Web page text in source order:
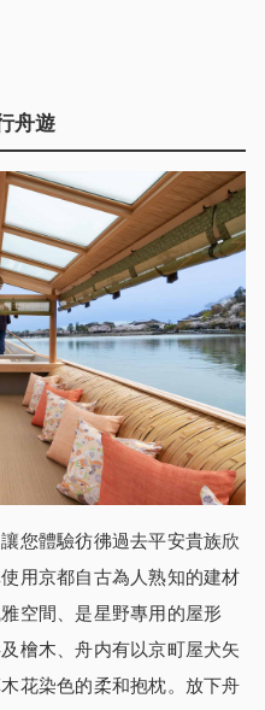
舟遊
您體驗彷彿過去平安貴族欣
用京都自古為人熟知的建材
空間、是星野專用的屋形
檜木、舟内有以京町屋犬矢
花染色的柔和抱枕。放下舟